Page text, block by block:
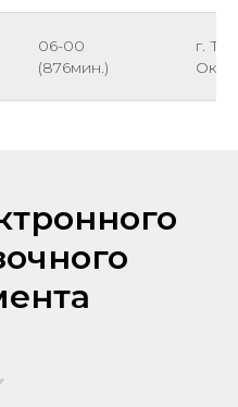
06-00
(876мин.)
г.